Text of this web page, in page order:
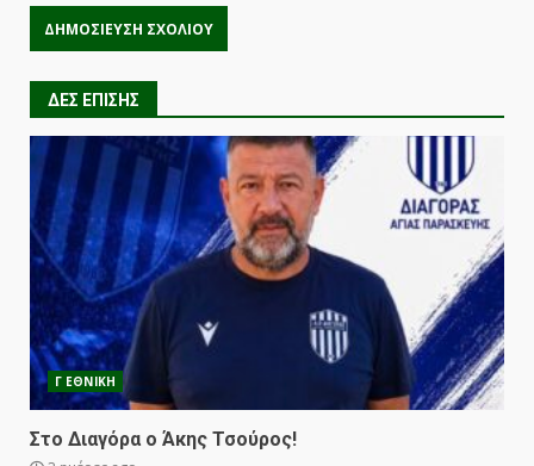
ΔΕΣ ΕΠΙΣΗΣ
Γ ΕΘΝΙΚΗ
Στο Διαγόρα ο Άκης Τσούρος!